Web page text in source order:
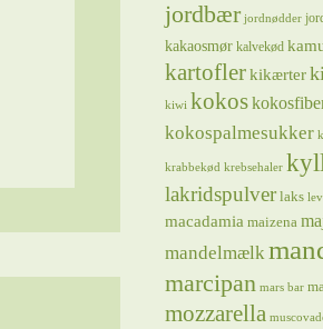
jordbær jordnødder
kakaosmør kalvekød
kartofler kikærter
kiwi kokos
kokospalmesukker
krabbekød krebsehaler
lakridspulver laks
macadamia maizena
mandelmælk
marcipan mars bar
mozzarella